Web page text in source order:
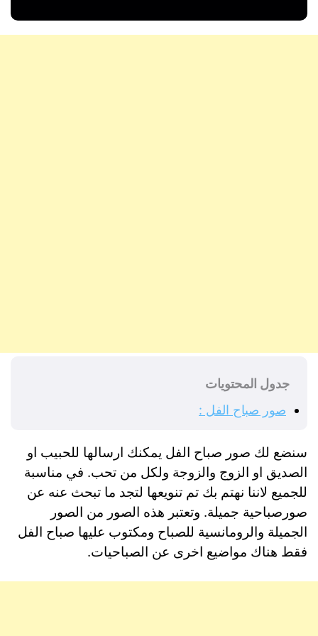
جدول المحتويات
صور صباح الفل :
سنضع لك صور صباح الفل يمكنك ارسالها للحبيب او
الصديق او الزوج والزوجة ولكل من تحب. في مناسبة
للجميع لاننا نهتم بك تم تنويعها لتجد ما تبحث عنه عن
صورصباحية جميلة. وتعتبر هذه الصور من الصور
الجميلة والرومانسية للصباح ومكتوب عليها صباح الفل
فقط هناك مواضيع اخرى عن الصباحيات.